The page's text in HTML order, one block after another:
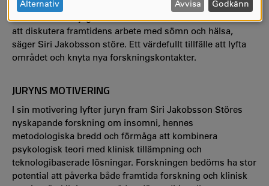
– Det blir en möjlighet att samla forskare och kliniker för
att diskutera framtidens arbete med sömn och hälsa,
säger Siri Jakobsson störe. Ett värdefullt tillfälle att lyfta
området och knyta nya forskningskontakter.
JURYNS MOTIVERING
I sin motivering lyfter juryn fram Siri Jakobsson Störes
nyskapande forskning om insomni, hennes
metodologiska bredd och förmåga att kombinera
psykologisk teori med klinisk tillämpning och
teknologibaserade lösningar. Forskningen bedöms ha stor
potential att påverka både framtida forskning och klinisk
COOKIES
Alternativ Avvisa Godkänn